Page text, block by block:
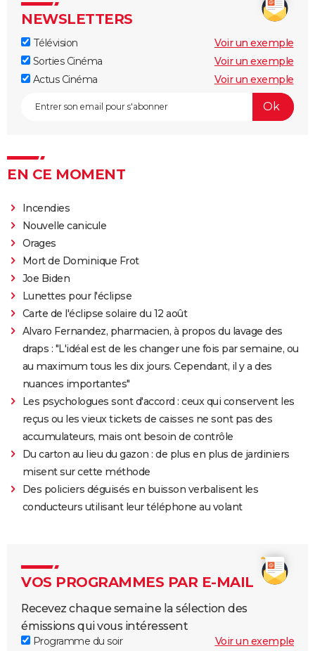
NEWSLETTERS
Télévision
Voir un exemple
Sorties Cinéma
Voir un exemple
Actus Cinéma
Voir un exemple
EN CE MOMENT
Incendies
Nouvelle canicule
Orages
Mort de Dominique Frot
Joe Biden
Lunettes pour l'éclipse
Carte de l'éclipse solaire du 12 août
Alvaro Fernandez, pharmacien, à propos du lavage des
draps : "L'idéal est de les changer une fois par semaine, ou
au maximum tous les dix jours. Cependant, il y a des
nuances importantes"
Les psychologues sont d'accord : ceux qui conservent les
reçus ou les vieux tickets de caisses ne sont pas des
accumulateurs, mais ont besoin de contrôle
Du carton au lieu du gazon : de plus en plus de jardiniers
misent sur cette méthode
Des policiers déguisés en buisson verbalisent les
conducteurs utilisant leur téléphone au volant
VOS PROGRAMMES PAR E-MAIL
Recevez chaque semaine la sélection des
émissions qui vous intéressent
Programme du soir Voir un exemple